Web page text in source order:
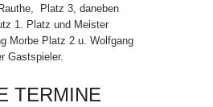
Platz 3, daneben
1. Platz und Meister
Morbe Platz 2 u. Wolfgang
Gastspieler.
TERMINE